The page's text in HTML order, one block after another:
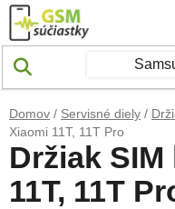
Prejsť na obsah
Domov / Servisné diely /
Xiaomi 11T, 11T Pro
Držiak
11T, 11T